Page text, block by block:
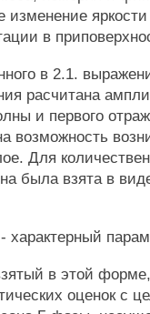
изменение
в
в 2.1.
расчитана
и первого
возможность
Для
была взята в
характерный
в этой
оценок с